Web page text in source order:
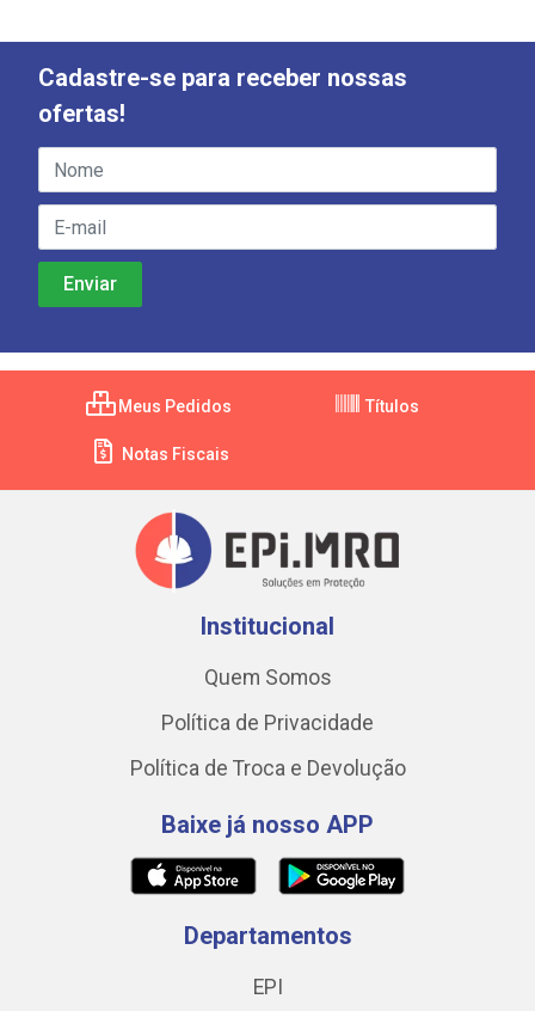
Cadastre-se para receber nossas
ofertas!
Meus Pedidos Títulos
Notas Fiscais
Institucional
Quem Somos
Política de Privacidade
Política de Troca e Devolução
Baixe já nosso APP
Departamentos
EPI